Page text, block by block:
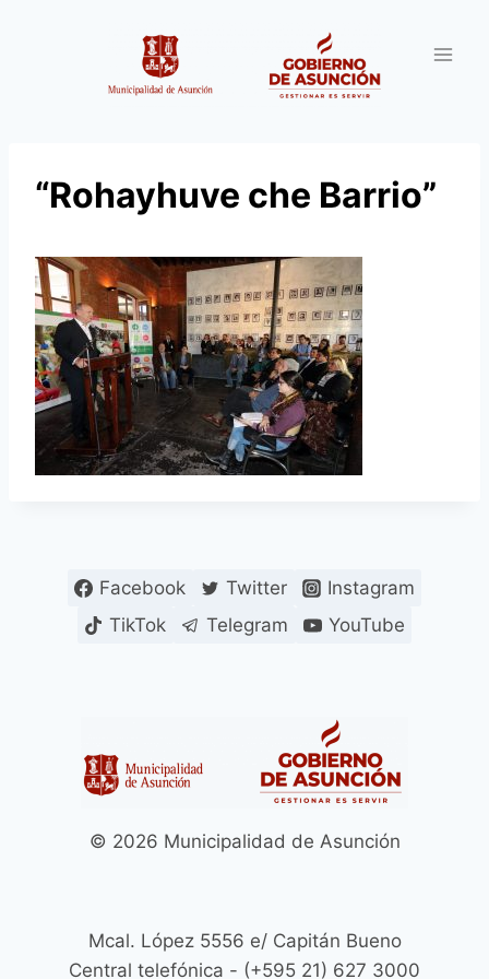
“Rohayhuve che Barrio”
Facebook Twitter
Instagram
TikTok
Telegram YouTube
© 2026 Municipalidad de Asunción
Mcal. López 5556 e/ Capitán Bueno
Central telefónica - (+595 21) 627 3000